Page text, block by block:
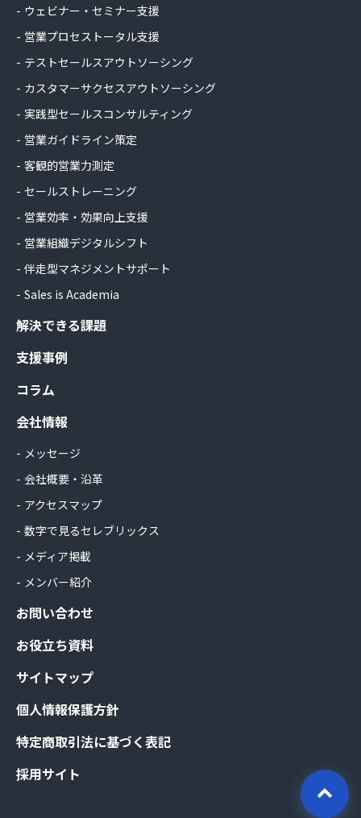
ウェビナー・セミナー支援
営業プロセストータル支援
テストセールスアウトソーシング
カスタマーサクセスアウトソーシング
実践型セールスコンサルティング
営業ガイドライン策定
客観的営業力測定
セールストレーニング
営業効率・効果向上支援
営業組織デジタルシフト
伴走型マネジメントサポート
Sales is Academia
解決できる課題
支援事例
コラム
会社情報
メッセージ
会社概要・沿革
アクセスマップ
数字で見るセレブリックス
メディア掲載
メンバー紹介
お問い合わせ
お役立ち資料
サイトマップ
個人情報保護方針
特定商取引法に基づく表記
採用サイト